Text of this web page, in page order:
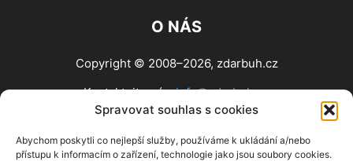
Spravovat souhlas s cookies
Abychom poskytli co nejlepší služby, používáme k ukládání a/nebo
přístupu k informacím o zařízení, technologie jako jsou soubory cookies.
O NÁS
Copyright © 2008–2026, zdarbuh.cz
Kontaktujte nás:info@zdarbuh.cz
NÁSLEDUJ NÁS